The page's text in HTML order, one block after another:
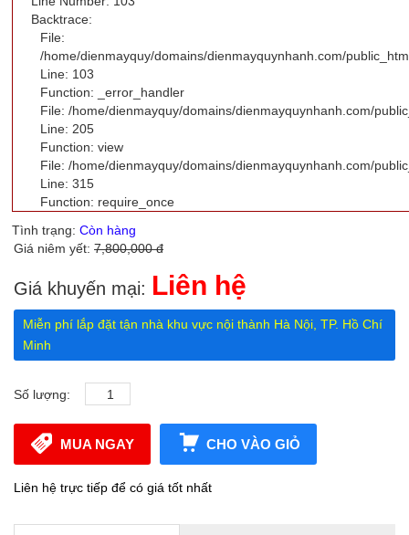
Backtrace:
File:
/home/dienmayquy/domains/dienmayquynhanh.com/
Line: 103
Function: _error_handler
File: /home/dienmayquy/domains/dienmayquynhanh.com/
Line: 205
Function: view
File: /home/dienmayquy/domains/dienmayquynhanh.com/
Line: 315
Function: require_once
Tình trạng: Còn hàng
Giá niêm yết: 7,800,000 đ
Giá khuyến mại: Liên hệ
Miễn phí lắp đặt tận nhà khu vực nội thành Hà Nội, TP. Hồ Chí
Minh
Số lượng:
MUA NGAY CHO VÀO GIỎ
Liên hệ trực tiếp để có giá tốt nhất